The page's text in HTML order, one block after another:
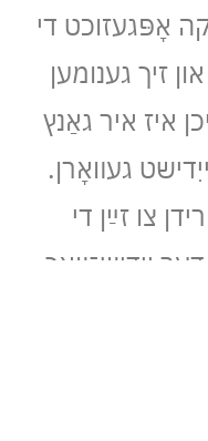
אָפּגעזוכט די
זיך גענומען
איז איר גאַנץ
געװאָרן.
צופֿרידן צו זײַן די
ייִדיש־װאָך.